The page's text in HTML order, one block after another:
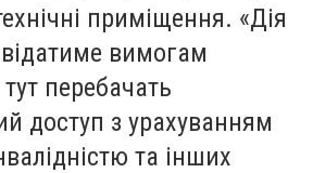
приміщення. «Дія
вимогам
перебачать
доступ з урахуванням
та інших